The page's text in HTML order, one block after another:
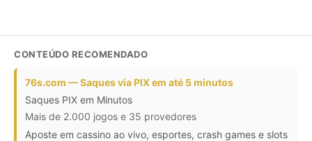
CONTEÚDO RECOMENDADO
76s.com — Saques via PIX em até 5 minutos
Saques PIX em Minutos
Mais de 2.000 jogos e 35 provedores
Aposte em cassino ao vivo, esportes, crash games e slots